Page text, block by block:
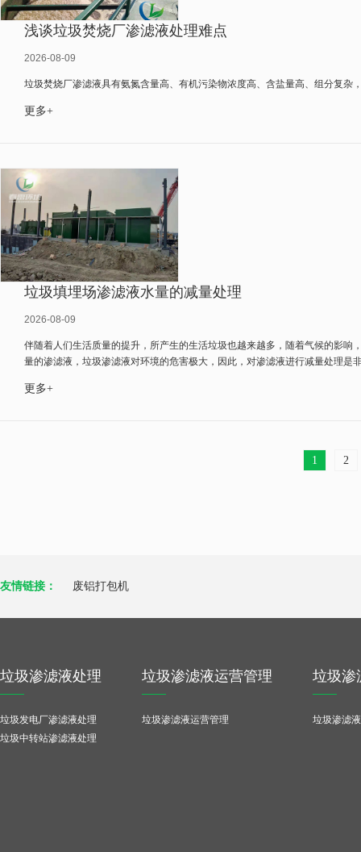
浅谈垃圾焚烧厂渗滤液处理难点
2026-08-09
垃圾焚烧厂渗滤液具有氨氮含量高、有机污染物浓度高、含盐量高、组分复杂
更多+
垃圾填埋场渗滤液水量的减量处理
2026-08-09
伴随着人们生活质量的提升，所产生的生活垃圾也越来越多，随着气候的影
量的渗滤液，垃圾渗滤液对环境的危害极大，因此，对渗滤液进行减量处理是
更多+
1 2
友情链接： 废铝打包机
垃圾渗滤液处理
垃圾发电厂渗滤液处理
垃圾中转站渗滤液处理
垃圾渗滤液运营管理
垃圾渗滤液运营管理
垃圾渗
垃圾渗滤